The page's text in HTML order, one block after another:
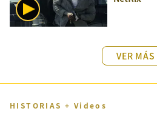
VER MÁS
HISTORIAS + Videos